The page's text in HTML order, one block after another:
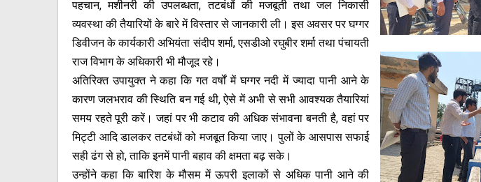
पहचान, मशीनरी की उपलब्धता, तटबंधों की मजबूती तथा जल निकासी
व्यवस्था की तैयारियों के बारे में विस्तार से जानकारी ली। इस अवसर पर घग्गर
डिवीजन के कार्यकारी अभियंता संदीप शर्मा, एसडीओ रघुबीर शर्मा तथा पंचायती
राज विभाग के अधिकारी भी मौजूद रहे।
अतिरिक्त उपायुक्त ने कहा कि गत वर्षों में घग्गर नदी में ज्यादा पानी आने के
कारण जलभराव की स्थिति बन गई थी, ऐसे में अभी से सभी आवश्यक तैयारियां
समय रहते पूरी करें। जहां पर भी कटाव की अधिक संभावना बनती है, वहां पर
मिट्टी आदि डालकर तटबंधों को मजबूत किया जाए। पुलों के आसपास सफाई
सही ढंग से हो, ताकि इनमें पानी बहाव की क्षमता बढ़ सके।
उन्होंने कहा कि बारिश के मौसम में ऊपरी इलाकों से अधिक पानी आने की